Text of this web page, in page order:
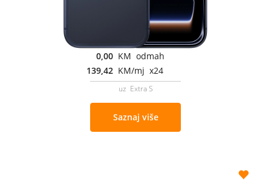
0,00 KM odmah
139,42 KM/mj x24
uz Extra S
Saznaj više